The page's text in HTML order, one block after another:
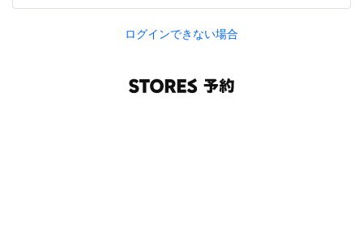
ログインできない場合